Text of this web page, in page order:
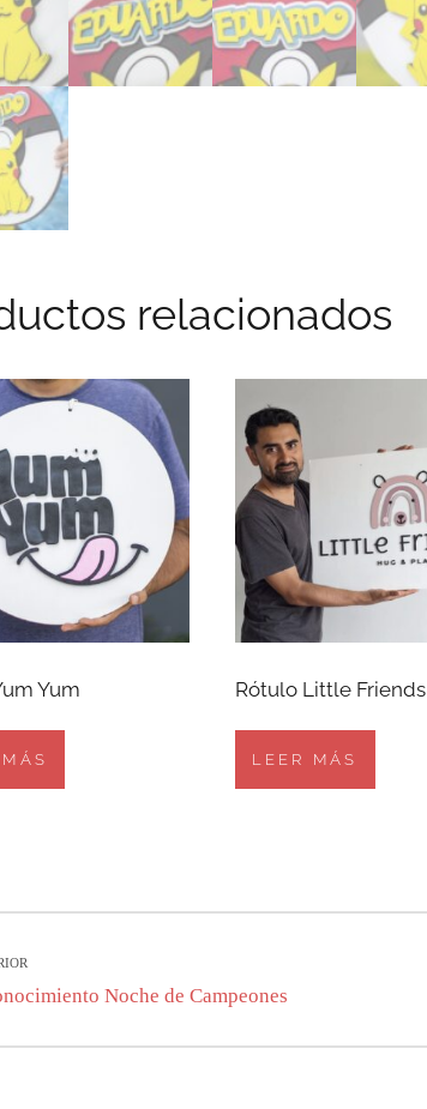
relacionados
Yum Rótulo Little Friends
LEER MÁS
Noche de Campeones